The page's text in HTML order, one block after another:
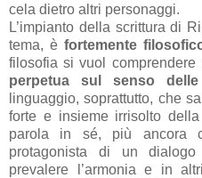
cela dietro altri personaggi.
L’impianto della scrittura di
tema, èfortemente
filosofia si vuol comprendere
perpetua sul senso
linguaggio, soprattutto, che
forte e insieme irrisolto
parola in sé, più ancora
protagonista di un
prevalere l’armonia e in